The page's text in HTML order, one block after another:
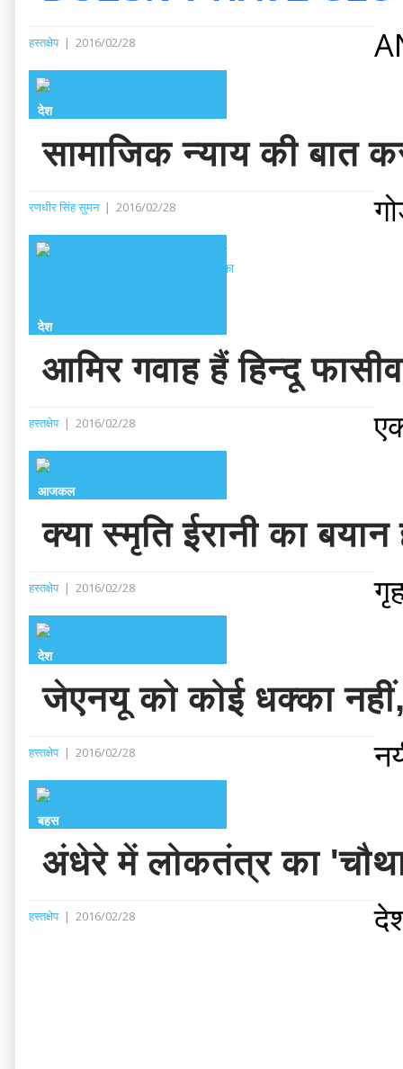
हस्तक्षेप | 2016/02/28
देश
सामाजिक न्याय की बात
रणधीर सिंह सुमन | 2016/02/28
देश
आमिर गवाह हैं हिन्दू
हस्तक्षेप | 2016/02/28
आजकल
क्या स्मृति ईरानी का
हस्तक्षेप | 2016/02/28
देश
जेएनयू को कोई धक्का
हस्तक्षेप | 2016/02/28
बहस
अंधेरे में लोकतंत्र का 'चौथा
हस्तक्षेप | 2016/02/28